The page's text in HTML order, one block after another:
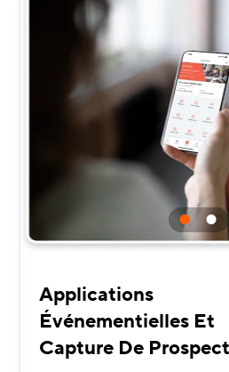
Applications
Événementielles Et
Capture De